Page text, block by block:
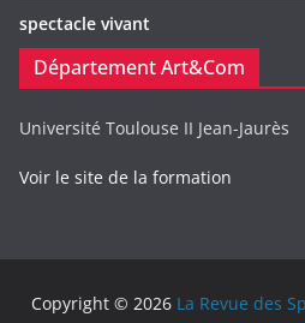
spectacle vivant
Département Art&Com
Université Toulouse II Jean-Jaurès
Voir le site de la formation
Copyright © 2026 La Revue des